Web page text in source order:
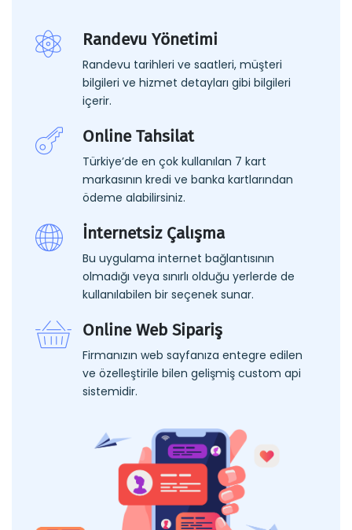
Randevu Yönetimi
Randevu tarihleri ve saatleri, müşteri
bilgileri ve hizmet detayları gibi bilgileri
içerir.
Online Tahsilat
Türkiye’de en çok kullanılan 7 kart
markasının kredi ve banka kartlarından
ödeme alabilirsiniz.
İnternetsiz Çalışma
Bu uygulama internet bağlantısının
olmadığı veya sınırlı olduğu yerlerde de
kullanılabilen bir seçenek sunar.
Online Web Sipariş
Firmanızın web sayfanıza entegre edilen
ve özelleştirile bilen gelişmiş custom api
sistemidir.